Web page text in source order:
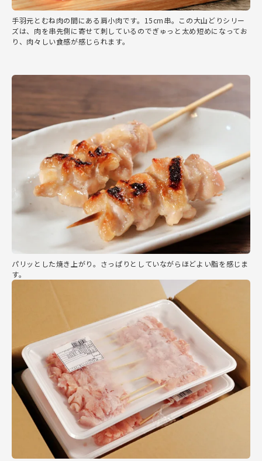
手羽元とむね肉の間にある肩小肉です。15cm串。この大山どりシリー
ズは、肉を串先側に寄せて刺しているのでぎゅっと太め短めになってお
り、肉々しい食感が感じられます。
パリッとした焼き上がり。さっぱりとしていながらほどよい脂を感じま
す。